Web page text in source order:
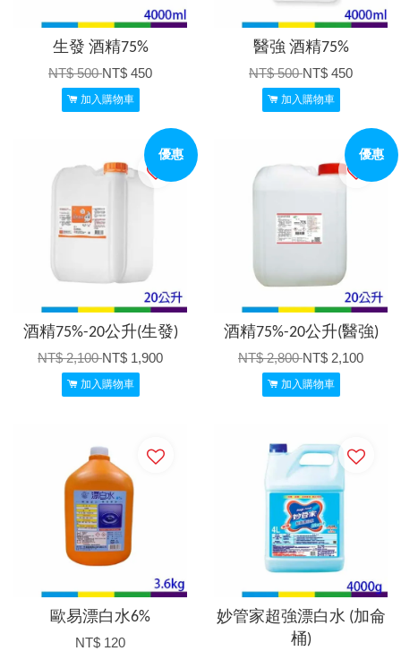
生發 酒精75%
NT$ 500NT$ 450
加入購物車
醫強 酒精75%
NT$ 500NT$ 450
加入購物車
優惠
酒精75%-20公升(生發)
NT$ 2,100NT$ 1,900
加入購物車
優惠
酒精75%-20公升(醫強)
NT$ 2,800NT$ 2,100
加入購物車
歐易漂白水6%
NT$ 120
妙管家超強漂白水 (加侖
桶)